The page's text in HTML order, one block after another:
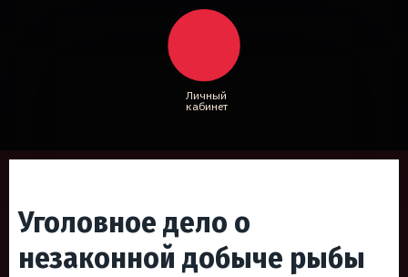
Личный
кабинет
Уголовное дело о
незаконной добыче рыбы